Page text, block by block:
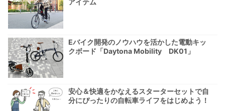
アイテム
Eバイク開発のノウハウを活かした電動キッ
クボード「Daytona Mobility DK01」
安心＆快適をかなえるスターターセットで自
分にぴったりの自転車ライフをはじめよう！